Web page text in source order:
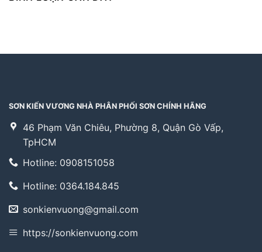
SƠN KIẾN VƯƠNG NHÀ PHÂN PHỐI SƠN CHÍNH HÃNG
46 Phạm Văn Chiêu, Phường 8, Quận Gò Vấp,
TpHCM
Hotline: 0908151058
Hotline: 0364.184.845
sonkienvuong@gmail.com
https://sonkienvuong.com